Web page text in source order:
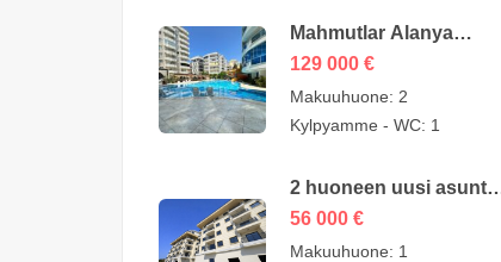
Mahmutlar Alanya
Halvat 3 huoneen
129 000 €
Makuuhuone: 2
Kylpyamme - WC: 1
2 huoneen uusi asunto
Konaklı Alanyassa –
56 000 €
Makuuhuone: 1